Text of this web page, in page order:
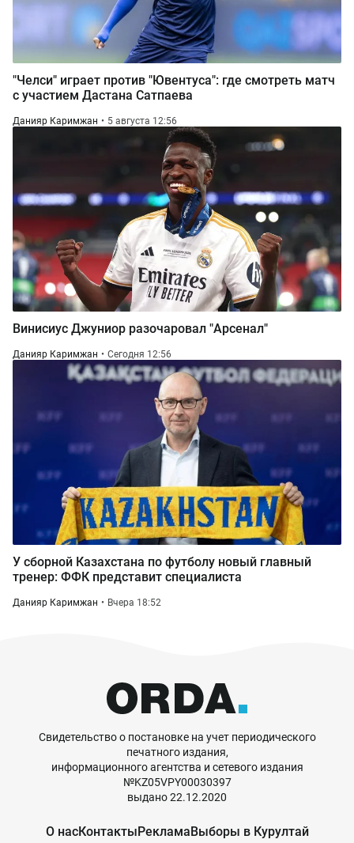
"Челси" играет против "Ювентуса": где смотреть матч
с участием Дастана Сатпаева
Данияр Каримжан 5 августа 12:56
Винисиус Джуниор разочаровал "Арсенал"
Данияр Каримжан Сегодня 12:56
У сборной Казахстана по футболу новый главный
тренер: ФФК представит специалиста
Данияр Каримжан Вчера 18:52
Свидетельство о постановке на учет периодического
печатного издания,
информационного агентства и сетевого издания
№KZ05VPY00030397
выдано 22.12.2020
О насКонтактыРекламаВыборы в Курултай